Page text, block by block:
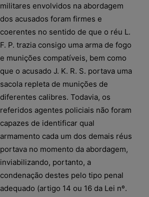
militares envolvidos na abordagem
dos acusados foram firmes e
coerentes no sentido de que o réu L.
F. P. trazia consigo uma arma de fogo
e munições compatíveis, bem como
que o acusado J. K. R. S. portava uma
sacola repleta de munições de
diferentes calibres. Todavia, os
referidos agentes policiais não foram
capazes de identificar qual
armamento cada um dos demais réus
portava no momento da abordagem,
inviabilizando, portanto, a
condenação destes pelo tipo penal
adequado (artigo 14 ou 16 da Lei nº.